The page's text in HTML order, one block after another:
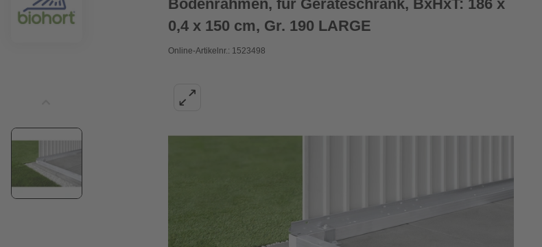
Bodenrahmen, für Geräteschrank, BxHxT: 186 x
0,4 x 150 cm, Gr. 190 LARGE
Online-Artikelnr.: 1523498